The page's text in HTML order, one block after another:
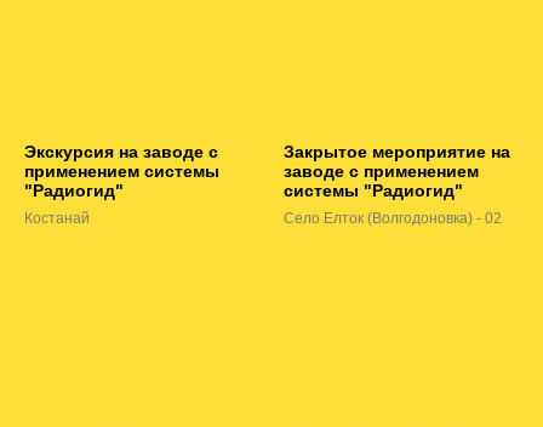
Экскурсия на заводе с
применением системы
"Радиогид"
Костанай
Закрытое мероприятие на
заводе с применением
системы "Радиогид"
Село Елток (Волгодоновка) - 02